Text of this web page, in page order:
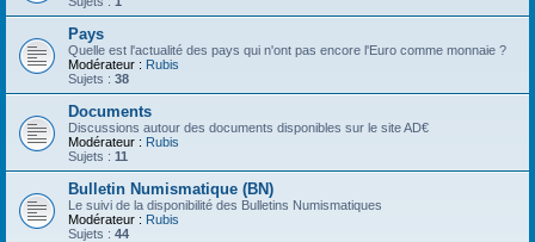
Pays
Quelle est l'actualité des pays qui n'ont pas encore l'Euro comme monnaie ?
Modérateur : Rubis
Sujets : 38
Documents
Discussions autour des documents disponibles sur le site AD€
Modérateur : Rubis
Sujets : 11
Bulletin Numismatique (BN)
Le suivi de la disponibilité des Bulletins Numismatiques
Modérateur : Rubis
Sujets : 44